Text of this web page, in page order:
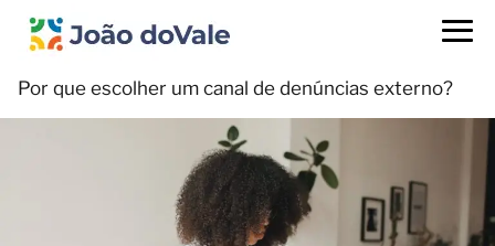
Por que escolher um canal de denúncias externo?